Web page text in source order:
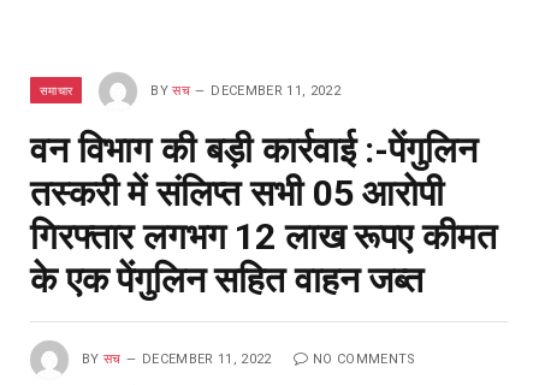
समाचार BY सच DECEMBER 11, 2022
वन विभाग की बड़ी कार्रवाई :-पेंगुलिन
तस्करी में संलिप्त सभी 05 आरोपी
गिरफ्तार लगभग 12 लाख रूपए कीमत
के एक पेंगुलिन सहित वाहन जब्त
BY सच DECEMBER 11, 2022 NO COMMENTS